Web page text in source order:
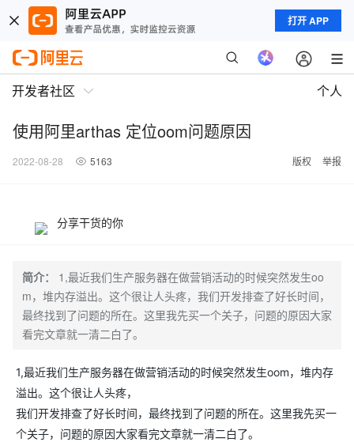
打开 APP
开发者社区 个人
使用阿里arthas 定位oom问题原因
2022-08-28 5163 版权 举报
分享干货的你
简介：
1,最近我们生产服务器在做营销活动的时候突然发生oo
m，堆内存溢出。这个很让人头疼，我们开发排查了好长时间，
最终找到了问题的所在。这里我先买一个关子，问题的原因大家
看完文章就一清二白了。
1,最近我们生产服务器在做营销活动的时候突然发生oom，堆内存
溢出。这个很让人头疼，
我们开发排查了好长时间，最终找到了问题的所在。这里我先买一
个关子，问题的原因大家看完文章就一清二白了。